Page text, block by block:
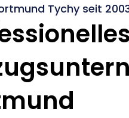
Tychy seit